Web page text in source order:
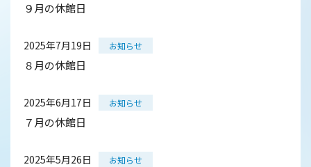
９月の休館日
2025年7月19日 お知らせ
８月の休館日
2025年6月17日 お知らせ
７月の休館日
2025年5月26日 お知らせ